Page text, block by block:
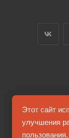
Этот сайт
улучшения